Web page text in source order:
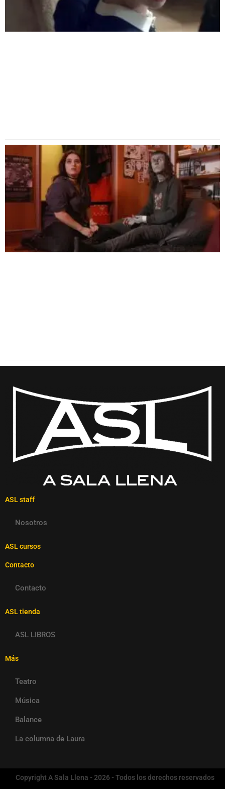
ASL staff
Nosotros
ASL cursos
Contacto
Contacto
ASL tienda
ASL LIBROS
Más
Teatro
Música
Balance
La columna de Laura
Copyright A Sala Llena - 2026 - Todos los derechos reservados